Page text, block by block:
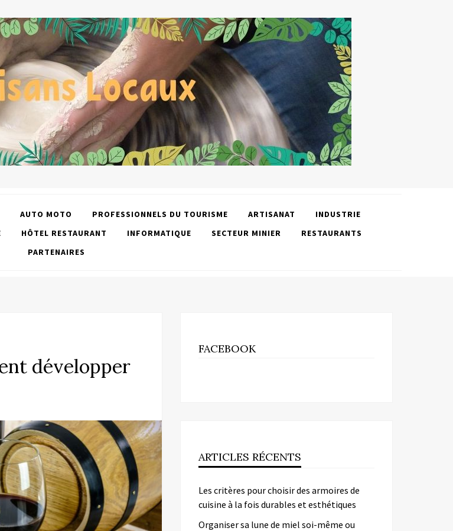
AUTO MOTO PROFESSIONNELS DU TOURISME ARTISANAT
INDUSTRIE
HÔTEL RESTAURANT INFORMATIQUE SECTEUR MINIER
RESTAURANTS
PARTENAIRES
développer
FACEBOOK
ARTICLES RÉCENTS
Les critères pour choisir des armoires de
cuisine à la fois durables et esthétiques
Organiser sa lune de miel soi-même ou